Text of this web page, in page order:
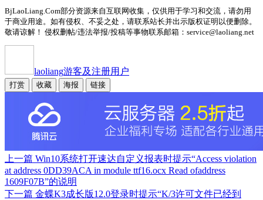
BjLaoLiang.Com部分资源来自互联网收集，仅供用于学习和交流，请勿用
于商业用途。如有侵权、不妥之处，请联系站长并出示版权证明以便删除。
敬请谅解！ 侵权删帖/违法举报/投稿等事物联系邮箱：service@laoliang.net
laoliang游客及注册用户
打赏 收藏 海报 链接
上一篇 Win10系统打开速达自定义报表时提示“Access violation
at address 0DD39ACA in module ttf16.ocx Read ofaddress
1609F07B”的说明
下一篇 金蝶K3成长版12.0登录时提示“K/3许可文件已经到